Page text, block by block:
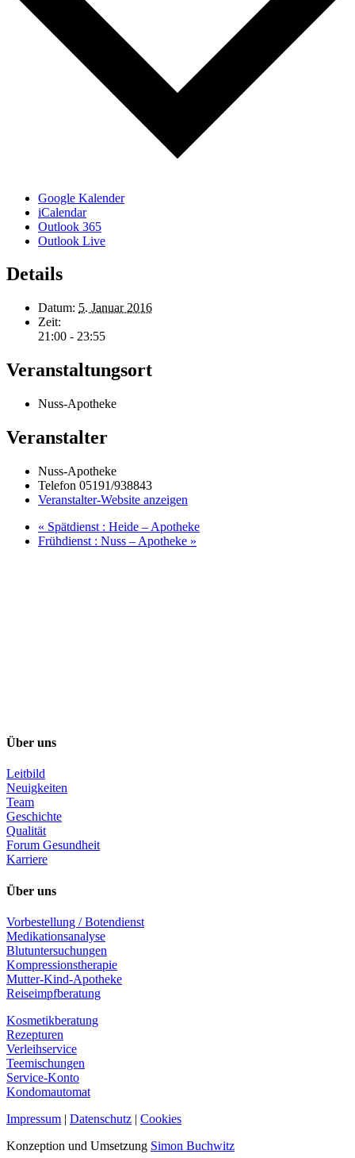
Google Kalender
iCalendar
Outlook 365
Outlook Live
Details
Datum: 5. Januar 2016
Zeit:
21:00 - 23:55
Veranstaltungsort
Nuss-Apotheke
Veranstalter
Nuss-Apotheke
Telefon 05191/938843
Veranstalter-Website anzeigen
« Spätdienst : Heide – Apotheke
Frühdienst : Nuss – Apotheke »
Über uns
Leitbild
Neuigkeiten
Team
Geschichte
Qualität
Forum Gesundheit
Karriere
Über uns
Vorbestellung / Botendienst
Medikationsanalyse
Blutuntersuchungen
Kompressionstherapie
Mutter-Kind-Apotheke
Reiseimpfberatung
Kosmetikberatung
Rezepturen
Verleihservice
Teemischungen
Service-Konto
Kondomautomat
Impressum | Datenschutz | Cookies
Konzeption und Umsetzung Simon Buchwitz